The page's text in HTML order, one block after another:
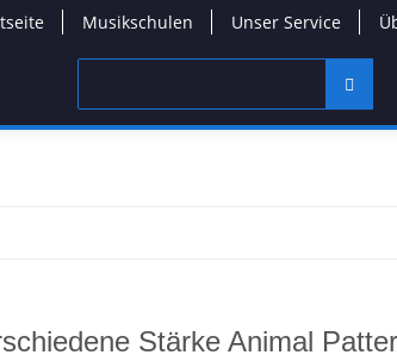
Musikschulen Unser Service
Stärke Animal